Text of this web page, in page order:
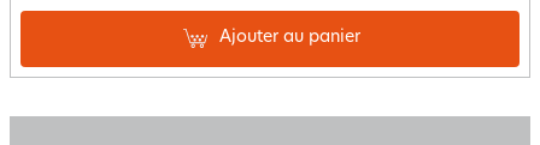
Ajouter au panier